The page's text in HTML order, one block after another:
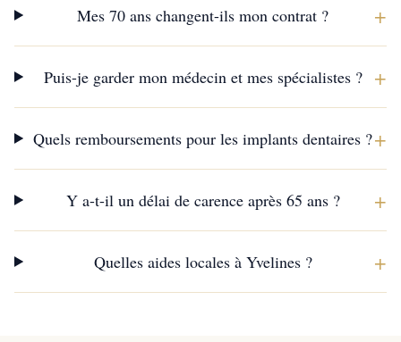
Mes 70 ans changent-ils mon contrat ? +
Puis-je garder mon médecin et mes spécialistes ? +
Quels remboursements pour les implants dentaires ?+
Y a-t-il un délai de carence après 65 ans ? +
Quelles aides locales à Yvelines ? +